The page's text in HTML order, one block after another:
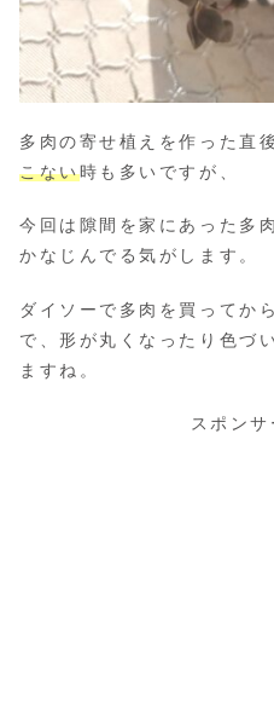
多肉の寄せ植えを作った直
こない時も多いですが、
今回は隙間を家にあった多
かなじんでる気がします。
ダイソーで多肉を買ってか
で、形が丸くなったり色づ
ますね。
スポンサ